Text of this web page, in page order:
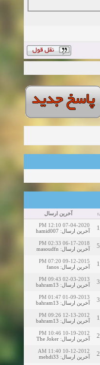
آخرین ارسال
07-04-2020 12:10 PM
آخرین ارسال:
hamid007
06-17-2018 02:33 PM
آخرین ارسال:
masoudfn
09-12-2015 07:20 PM
آخرین ارسال:
fanos
02-03-2013 09:43 PM
آخرین ارسال:
bahram13
01-09-2013 01:47 PM
آخرین ارسال:
bahram13
12-13-2012 09:26 PM
آخرین ارسال:
bahram13
10-19-2012 10:46 PM
آخرین ارسال:
The Joker
10-12-2012 11:40 AM
آخرین ارسال:
mehdi33